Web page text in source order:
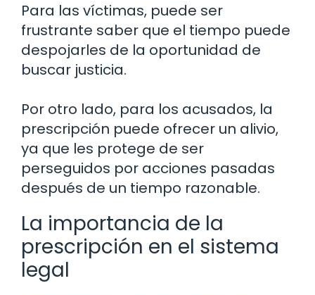
Para las víctimas, puede ser
frustrante saber que el tiempo puede
despojarles de la oportunidad de
buscar justicia.
Por otro lado, para los acusados, la
prescripción puede ofrecer un alivio,
ya que les protege de ser
perseguidos por acciones pasadas
después de un tiempo razonable.
La importancia de la
prescripción en el sistema
legal